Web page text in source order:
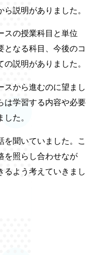
説明がありました。
の授業科目と単位
となる科目、今後のコ
説明がありました。
から進むのに望まし
は学習する内容や必要
た。
聞いていました。こ
を照らし合わせなが
るよう考えていきまし